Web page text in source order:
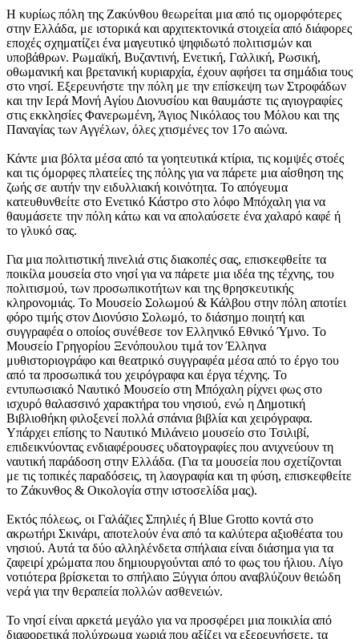
Η κυρίως πόλη της Ζακύνθου θεωρείται μια από τις ομορφότερες
στην Ελλάδα, με ιστορικά και αρχιτεκτονικά στοιχεία από διάφορες
εποχές σχηματίζει ένα μαγευτικό ψηφιδωτό πολιτισμών και
υποβάθρων. Ρωμαϊκή, Βυζαντινή, Ενετική, Γαλλική, Ρωσική,
οθωμανική και βρετανική κυριαρχία, έχουν αφήσει τα σημάδια τους
στο νησί. Εξερευνήστε την πόλη με την επίσκεψη των Στροφάδων
και την Ιερά Μονή Αγίου Διονυσίου και θαυμάστε τις αγιογραφίες
στις εκκλησίες Φανερωμένη, Άγιος Νικόλαος του Μόλου και της
Παναγίας των Αγγέλων, όλες χτισμένες τον 17ο αιώνα.
Κάντε μια βόλτα μέσα από τα γοητευτικά κτίρια, τις κομψές στοές
και τις όμορφες πλατείες της πόλης για να πάρετε μια αίσθηση της
ζωής σε αυτήν την ειδυλλιακή κοινότητα. Το απόγευμα
κατευθυνθείτε στο Ενετικό Κάστρο στο λόφο Μπόχαλη για να
θαυμάσετε την πόλη κάτω και να απολαύσετε ένα χαλαρό καφέ ή
το γλυκό σας.
Για μια πολιτιστική πινελιά στις διακοπές σας, επισκεφθείτε τα
ποικίλα μουσεία στο νησί για να πάρετε μια ιδέα της τέχνης, του
πολιτισμού, των προσωπικοτήτων και της θρησκευτικής
κληρονομιάς. Το Μουσείο Σολωμού & Κάλβου στην πόλη αποτίει
φόρο τιμής στον Διονύσιο Σολωμό, το διάσημο ποιητή και
συγγραφέα ο οποίος συνέθεσε τον Ελληνικό Εθνικό Ύμνο. Το
Μουσείο Γρηγορίου Ξενόπουλου τιμά τον Έλληνα
μυθιστοριογράφο και θεατρικό συγγραφέα μέσα από το έργο του
από τα προσωπικά του χειρόγραφα και έργα τέχνης. Το
εντυπωσιακό Ναυτικό Μουσείο στη Μπόχαλη ρίχνει φως στο
ισχυρό θαλασσινό χαρακτήρα του νησιού, ενώ η Δημοτική
Βιβλιοθήκη φιλοξενεί πολλά σπάνια βιβλία και χειρόγραφα.
Υπάρχει επίσης το Ναυτικό Μιλάνειο μουσείο στο Τσιλιβί,
επιδεικνύοντας ενδιαφέρουσες υδατογραφίες που ανιχνεύουν τη
ναυτική παράδοση στην Ελλάδα. (Για τα μουσεία που σχετίζονται
με τις τοπικές παραδόσεις, τη λαογραφία και τη φύση, επισκεφθείτε
το Ζάκυνθος & Οικολογία στην ιστοσελίδα μας).
Εκτός πόλεως, οι Γαλάζιες Σπηλιές ή Blue Grotto κοντά στο
ακρωτήρι Σκινάρι, αποτελούν ένα από τα καλύτερα αξιοθέατα του
νησιού. Αυτά τα δύο αλληλένδετα σπήλαια είναι διάσημα για τα
ζαφειρί χρώματα που δημιουργούνται από το φως του ήλιου. Λίγο
νοτιότερα βρίσκεται το σπήλαιο Ξύγγια όπου αναβλύζουν θειώδη
νερά για την θεραπεία πολλών ασθενειών.
Το νησί είναι αρκετά μεγάλο για να προσφέρει μια ποικιλία από
διαφορετικά πολύχρωμα χωριά που αξίζει να εξερευνήσετε, τα